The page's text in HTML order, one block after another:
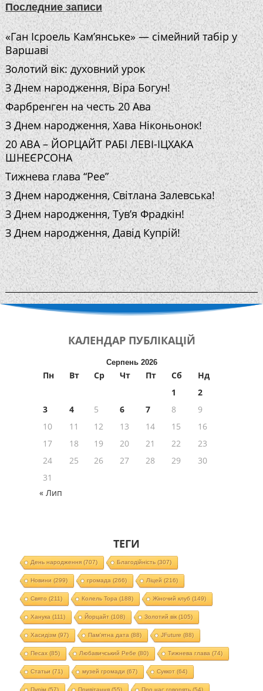
Последние записи
«Ган Ісроель Кам’янське» — сімейний табір у
Варшаві
Золотий вік: духовний урок
З Днем народження, Віра Богун!
Фарбренген на честь 20 Ава
З Днем народження, Хава Ніконьонок!
20 АВА – ЙОРЦАЙТ РАБІ ЛЕВІ-ІЦХАКА
ШНЕЄРСОНА
Тижнева глава “Рее”
З Днем народження, Світлана Залевська!
З Днем народження, Тув’я Фрадкін!
З Днем народження, Давід Купрій!
КАЛЕНДАР ПУБЛІКАЦІЙ
Серпень 2026
Пн Вт Ср Чт Пт Сб
Нд
1
2
3
4 5 6 7 8
9
10
11 12 13 14 15
16
17
18 19 20 21 22
23
24
25 26 27 28 29
30
31
« Лип
ТЕГИ
День народження(707) Благодійність (307)
Новини (299) громада (266) Ліцей (216)
Свято (211) Колель Тора (188) Жіночий клуб (149)
Ханука (111) Йорцайт (108) Золотий вік(105)
Хасидізм (97) Пам'ятна дата (88) JFuture (88)
Песах(85) Любавичський Ребе (80) Тижнева глава (74)
Статьи (71) музей громади (67) Суккот (64)
Пурім (57) Привітання(55) Про нас говорять (54)